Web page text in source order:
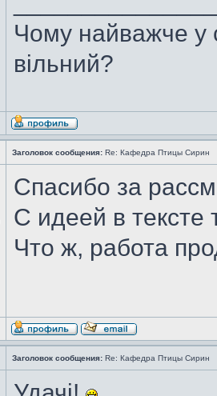
Чому найважче у
вільний?
Заголовок сообщения: Re: Кафедра Птицы Сирин
Спасибо за
С идеей в тексте
Что ж, работа
Заголовок сообщения: Re: Кафедра Птицы Сирин